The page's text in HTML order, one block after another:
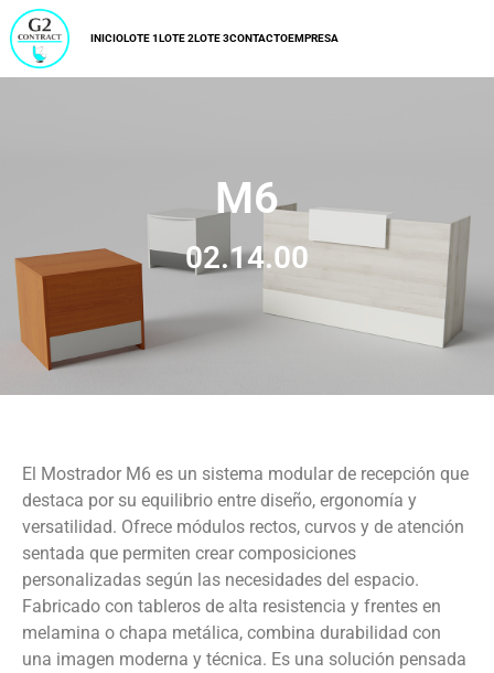
INICIOLOTE 1 LOTE 2LOTE 3CONTACTOEMPRESA
M6
02.14.00
El Mostrador M6 es un sistema modular de recepción que
destaca por su equilibrio entre diseño, ergonomía y
versatilidad. Ofrece módulos rectos, curvos y de atención
sentada que permiten crear composiciones
personalizadas según las necesidades del espacio.
Fabricado con tableros de alta resistencia y frentes en
melamina o chapa metálica, combina durabilidad con
una imagen moderna y técnica. Es una solución pensada